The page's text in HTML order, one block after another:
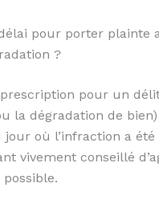
pour porter plainte
?
pour un
la dégradation de
où l’infraction a été
vivement conseillé